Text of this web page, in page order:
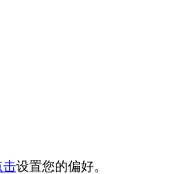
击设置您的偏好。